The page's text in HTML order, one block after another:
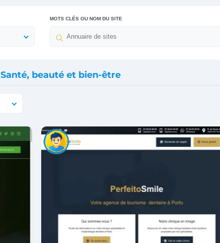
MOTS CLÉS OU NOM DU SITE
Santé, beauté et bien-être